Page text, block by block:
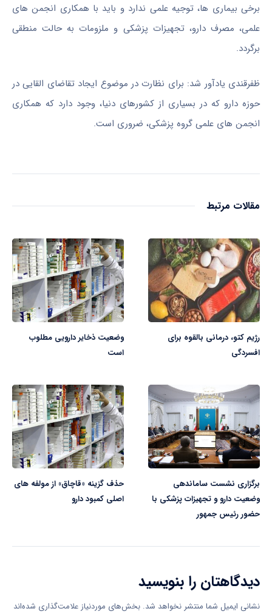
برخی بیماری ها، توجیه علمی ندارد و باید با همکاری انجمن های
علمی، مصرف دارو، تجهیزات پزشکی و ملزومات به حالت منطقی
برگردد.
ظفرقندی یادآور شد: برای نظارت در موضوع ایجاد تقاضای القایی در
حوزه دارو که در بسیاری از کشورهای دنیا، وجود دارد که همکاری
انجمن های علمی گروه پزشکی، ضروری است.
مقالات مرتبط
رژیم کتو، درمانی بالقوه برای
افسردگی
وضعیت ذخایر دارویی مطلوب
است
برگزاری نشست ساماندهی
وضعیت دارو و تجهیزات پزشکی با
حضور رئیس جمهور
حذف گزینه «قاچاق» از مولفه های
اصلی کمبود دارو
دیدگاهتان را بنویسید
نشانی ایمیل شما منتشر نخواهد شد. بخش‌های موردنیاز علامت‌گذاری شده‌اند